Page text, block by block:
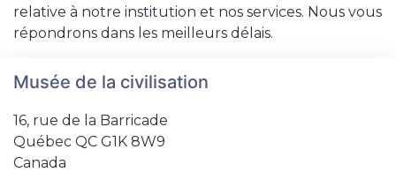
relative à notre institution et nos services. Nous vous
répondrons dans les meilleurs délais.
Musée de la civilisation
16, rue de la Barricade
Québec QC G1K 8W9
Canada